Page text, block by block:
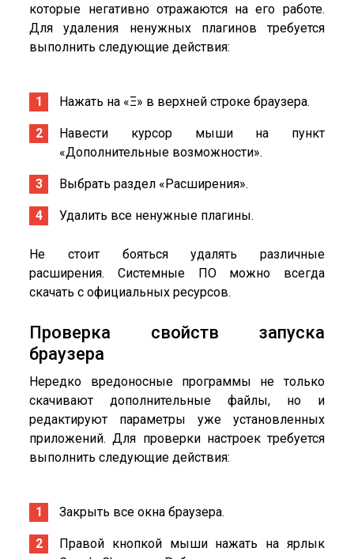
которые негативно отражаются на его работе.
Для удаления ненужных плагинов требуется
выполнить следующие действия:
Нажать на «Ξ» в верхней строке браузера.
Навести курсор мыши на пункт
«Дополнительные возможности».
Выбрать раздел «Расширения».
Удалить все ненужные плагины.
Не стоит бояться удалять различные
расширения. Системные ПО можно всегда
скачать с официальных ресурсов.
Проверка свойств запуска
браузера
Нередко вредоносные программы не только
скачивают дополнительные файлы, но и
редактируют параметры уже установленных
приложений. Для проверки настроек требуется
выполнить следующие действия:
Закрыть все окна браузера.
Правой кнопкой мыши нажать на ярлык